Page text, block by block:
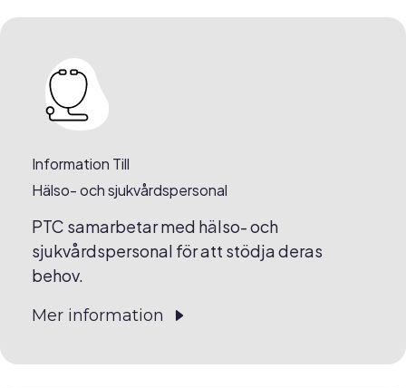
Information Till
Hälso- och sjukvårdspersonal
PTC samarbetar med hälso- och
sjukvårdspersonal för att stödja deras
behov.
Mer information